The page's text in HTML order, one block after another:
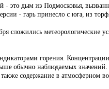
- это дым из Подмосковья,
- гарь принесло с юга, из
сложились метеорологические
горения.
обычно наблюдаемых
содержание в атмосферном